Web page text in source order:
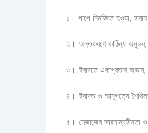
১। পাপে নিমজ্জিত হওয়া,
২। অন্তকরণে কাঠিন্য অনুভব,
৩। ইবাদতে একাগ্রতার অভাব,
৪। ইবাদত ও আনুগত্যে
৫। মেজাজের ভারসাম্যহীনতা